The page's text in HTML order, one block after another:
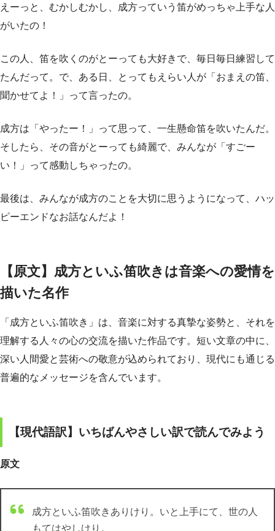
えーっと、むかしむかし、成方っていう笛がめっちゃ上手な人
がいたの！
この人、笛を吹くのがとーっても大好きで、毎日毎日練習して
たんだって。で、ある日、とってもえらい人が「おまえの笛、
聞かせてよ！」って言ったの。
成方は「やったー！」って思って、一生懸命笛を吹いたんだ。
そしたら、その音がとーっても綺麗で、みんなが「すごー
い！」って感動しちゃったの。
最後は、みんなが成方のことを大切に思うようになって、ハッ
ピーエンドなお話なんだよ！
【原文】成方といふ笛吹きは音楽への愛情を
描いた名作
「成方といふ笛吹き」は、音楽に対する真摯な姿勢と、それを
理解する人々の心の交流を描いた作品です。短い文章の中に、
深い人間愛と芸術への敬意が込められており、現代にも通じる
普遍的なメッセージを含んでいます。
【現代語訳】いちばんやさしい訳で読んでみよう
原文
成方といふ笛吹きありけり。いと上手にて、世の人
もてはやしけり。